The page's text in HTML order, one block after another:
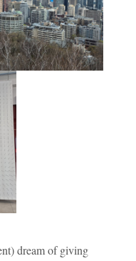
dream of giving